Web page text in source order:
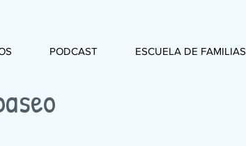
PODCAST ESCUELA DE FAMILIAS